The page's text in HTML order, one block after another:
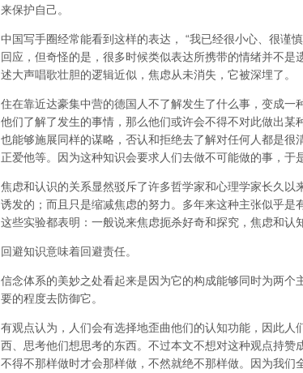
来保护自己。
中国写手圈经常能看到这样的表达， “我已经很小心、很谨
回应，但奇怪的是，很多时候类似表达所携带的情绪并不
述大声唱歌壮胆的逻辑近似，焦虑从未消失，它被深埋了。
住在靠近达豪集中营的德国人不了解发生了什么事，变成
他们了解了发生的事情，那么他们或许会不得不对此做出
也能够施展同样的谋略，否认和拒绝去了解对任何人都是
正爱他等。因为这种知识会要求人们去做不可能做的事，于
焦虑和认识的关系显然驳斥了许多哲学家和心理学家长久
诱发的；而且只是缩减焦虑的努力。多年来这种主张似乎是
这些实验都表明：一般说来焦虑扼杀好奇和探究，焦虑和认
回避知识意味着回避责任。
信念体系的美妙之处看起来是因为它的构成能够同时为两
要的程度去防御它。
有观点认为，人们会有选择地歪曲他们的认知功能，因此
西、思考他们想思考的东西。不过本文不想对这种观点持
不得不那样做时才会那样做，不然就绝不那样做。因为我